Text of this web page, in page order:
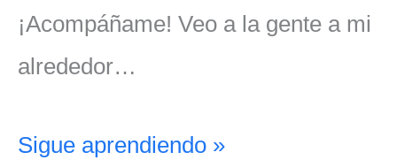
¡Acompáñame! Veo a la gente a mi
alrededor…
Sigue aprendiendo »